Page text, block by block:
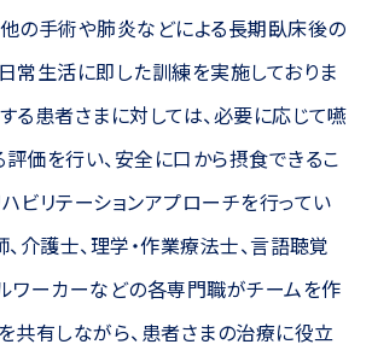
の手術や肺炎などによる長期臥床後の
常生活に即した訓練を実施しておりま
る患者さまに対しては、必要に応じて嚥
価を行い、安全に口から摂食できるこ
ビリテーションアプローチを行ってい
、介護士、理学・作業療法士、言語聴覚
ワーカーなどの各専門職がチームを作
共有しながら、患者さまの治療に役立